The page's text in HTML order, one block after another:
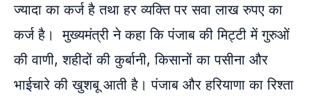
ज्यादा का कर्ज है तथा हर व्यक्ति पर सवा लाख रुपए का
कर्ज है। मुख्यमंत्री ने कहा कि पंजाब की मिट्टी में गुरुओं
की वाणी, शहीदों की कुर्बानी, किसानों का पसीना और
भाईचारे की खुशबू आती है। पंजाब और हरियाणा का रिश्ता